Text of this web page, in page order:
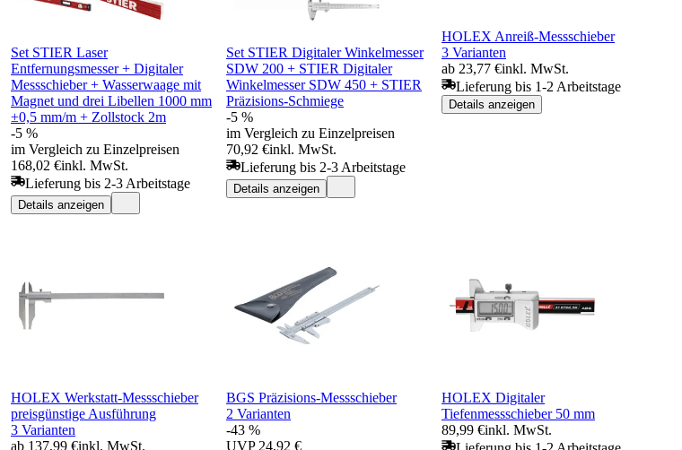
Set STIER Laser
Entfernungsmesser + Digitaler
Messschieber + Wasserwaage mit
Magnet und drei Libellen 1000 mm
±0,5 mm/m + Zollstock 2m
-5 %
im Vergleich zu Einzelpreisen
168,02 €inkl. MwSt.
Lieferung bis 2-3 Arbeitstage
Details anzeigen
Set STIER Digitaler Winkelmesser
SDW 200 + STIER Digitaler
Winkelmesser SDW 450 + STIER
Präzisions-Schmiege
-5 %
im Vergleich zu Einzelpreisen
70,92 €inkl. MwSt.
Lieferung bis 2-3 Arbeitstage
Details anzeigen
HOLEX Anreiß-Messschieber
3 Varianten
ab 23,77 €inkl. MwSt.
Lieferung bis 1-2 Arbeitstage
Details anzeigen
HOLEX Werkstatt-Messschieber
preisgünstige Ausführung
3 Varianten
ab 137,99 €inkl. MwSt.
BGS Präzisions-Messschieber
2 Varianten
-43 %
UVP 24,92 €
HOLEX Digitaler
Tiefenmessschieber 50 mm
89,99 €inkl. MwSt.